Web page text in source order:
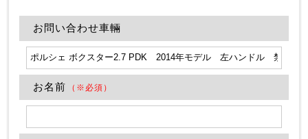
お問い合わせ車輛
お名前 （※必須）